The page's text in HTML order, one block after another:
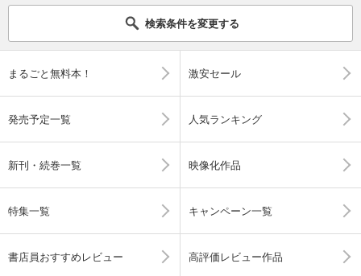
検索条件を変更する
まるごと無料本！ 激安セール
発売予定一覧 人気ランキング
新刊・続巻一覧 映像化作品
特集一覧 キャンペーン一覧
書店員おすすめレビュー 高評価レビュー作品